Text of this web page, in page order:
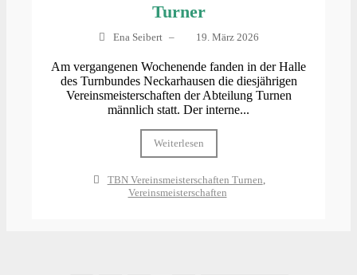
Turner
Ena Seibert – 19. März 2026
Am vergangenen Wochenende fanden in der Halle
des Turnbundes Neckarhausen die diesjährigen
Vereinsmeisterschaften der Abteilung Turnen
männlich statt. Der interne...
Weiterlesen
TBN Vereinsmeisterschaften Turnen
Vereinsmeisterschaften